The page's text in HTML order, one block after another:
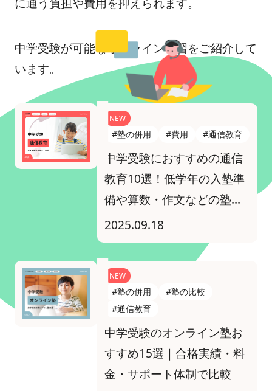
中学受験が可能なオンライン学習をご紹介して
います。
NEW
#塾の併用 #費用 #通信教育
中学受験におすすめの通信
教育10選！低学年の入塾準
備や算数・作文などの塾併
用教材パターンのおすすめ
を解説
2025.09.18
NEW
#塾の併用
#塾の比較
#通信教育
中学受験のオンライン塾お
すすめ15選｜合格実績・料
金・サポート体制で比較